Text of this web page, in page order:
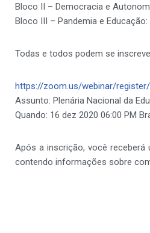
Bloco II – Democracia e
Bloco III – Pandemia e
Todas e todos podem se
https://zoom.us/webinar/register/
Assunto: Plenária Nacional da
Quando: 16 dez 2020 06:00 PM
Após a inscrição, você
contendo informações sobre